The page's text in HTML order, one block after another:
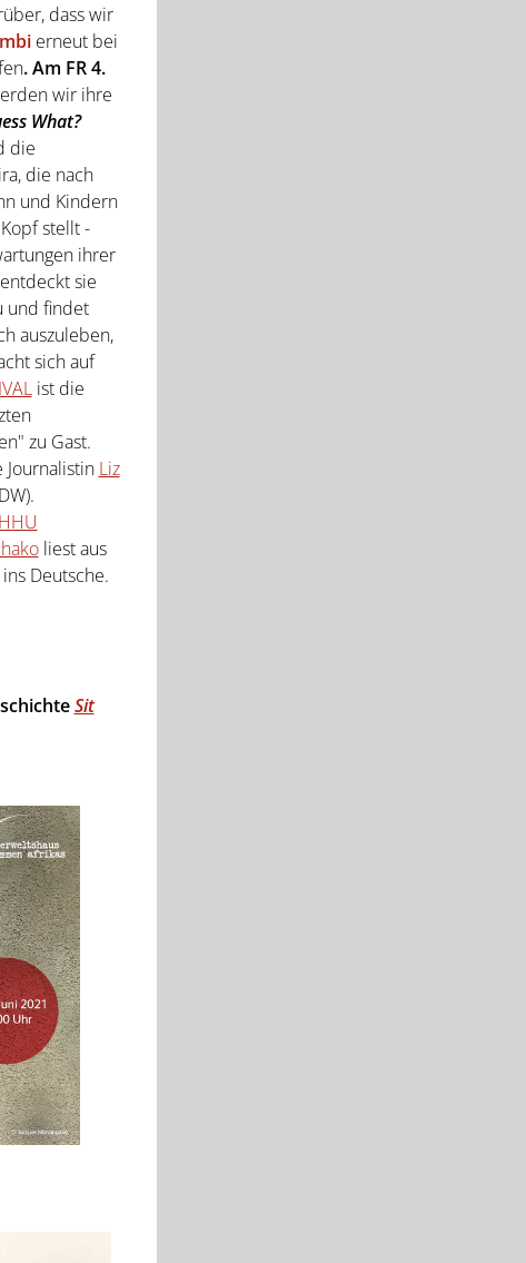
dass wir
erneut bei
. Am FR 4.
wir ihre
What?
die
die nach
und Kindern
stellt -
ihrer
sie
und findet
auszuleben,
sich auf
ist die
zu Gast.
Liz
liest aus
Deutsche.
Sit